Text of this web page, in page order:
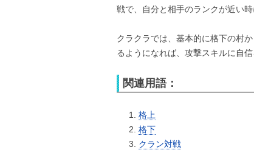
戦で、自分と相手のランクが近い
クラクラでは、基本的に格下の村
るようになれば、攻撃スキルに自
関連用語：
格上
格下
クラン対戦